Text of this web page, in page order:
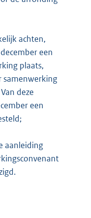
achten,
een
plaats,
samenwerking
deze
een
aanleiding